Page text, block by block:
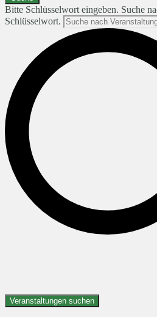
Bitte Schlüsselwort eingeben. Suche
Schlüsselwort.
Veranstaltungen suchen